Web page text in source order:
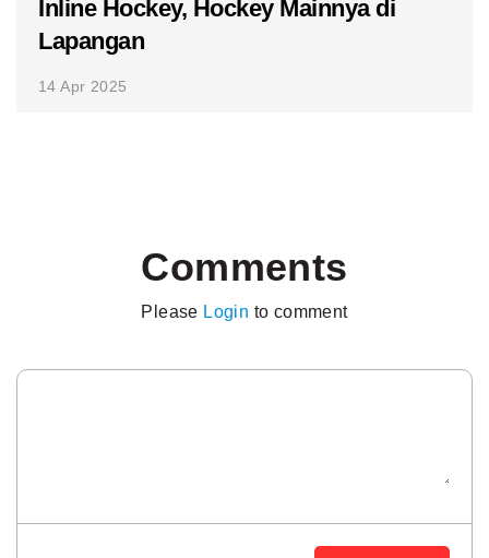
Inline Hockey, Hockey Mainnya di
Lapangan
14 Apr 2025
Comments
Please Login to comment